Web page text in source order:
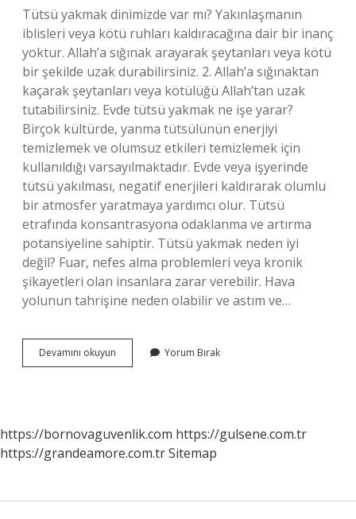
Tütsü yakmak dinimizde var mı? Yakınlaşmanın
iblisleri veya kötü ruhları kaldıracağına dair bir inanç
yoktur. Allah’a sığınak arayarak şeytanları veya kötü
bir şekilde uzak durabilirsiniz. 2. Allah’a sığınaktan
kaçarak şeytanları veya kötülüğü Allah’tan uzak
tutabilirsiniz. Evde tütsü yakmak ne işe yarar?
Birçok kültürde, yanma tütsülünün enerjiyi
temizlemek ve olumsuz etkileri temizlemek için
kullanıldığı varsayılmaktadır. Evde veya işyerinde
tütsü yakılması, negatif enerjileri kaldırarak olumlu
bir atmosfer yaratmaya yardımcı olur. Tütsü
etrafında konsantrasyona odaklanma ve artırma
potansiyeline sahiptir. Tütsü yakmak neden iyi
değil? Fuar, nefes alma problemleri veya kronik
şikayetleri olan insanlara zarar verebilir. Hava
yolunun tahrişine neden olabilir ve astım ve…
Devamını okuyun
Kimler
Yorum Bırak
https://bornovaguvenlik.com https://gulsene.com.tr
https://grandeamore.com.trSitemap